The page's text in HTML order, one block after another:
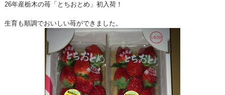
26年産栃木の苺「とちおとめ」初入荷！
生育も順調でおいしい苺ができました。